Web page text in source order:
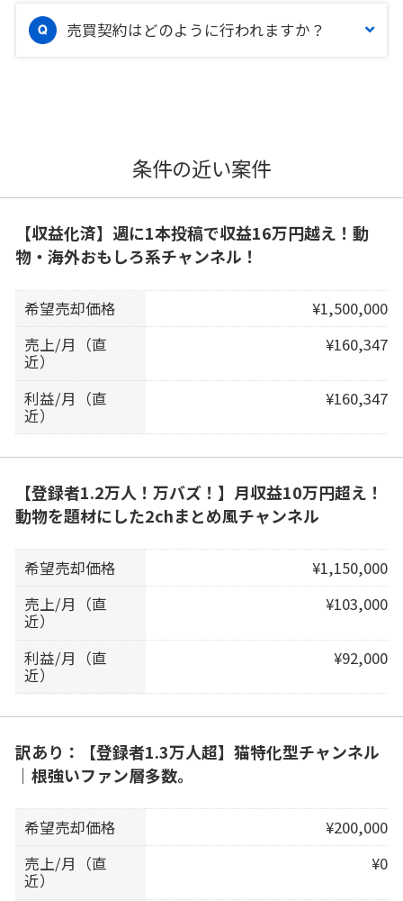
売買契約はどのように行われますか？
条件の近い案件
【収益化済】週に1本投稿で収益16万円越え！動
物・海外おもしろ系チャンネル！
希望売却価格
¥1,500,000
売上/月（直
近）
¥160,347
利益/月（直
近）
¥160,347
【登録者1.2万人！万バズ！】月収益10万円超え！
動物を題材にした2chまとめ風チャンネル
希望売却価格
¥1,150,000
売上/月（直
近）
¥103,000
利益/月（直
近）
¥92,000
訳あり：【登録者1.3万人超】猫特化型チャンネル
｜根強いファン層多数。
希望売却価格
¥200,000
売上/月（直
近）
¥0